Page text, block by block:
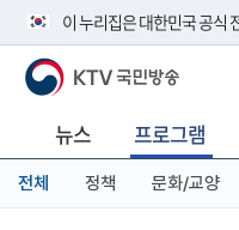
이 누리집은 대한민국 공식
공식 누리집 주소 확인하기
니다.
이밖에 or.kr 또는 .kr등 다른
서 도메인 주소를 확인해 보세
KTV 국민방송
뉴스 프로그램
전체 정책 문화/교양